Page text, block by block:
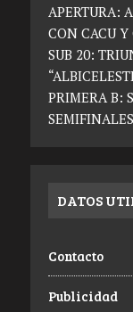
APERTURA:
CON CACU
SUB 20:
PRIMERA B:
DATOS
Contacto
Publicidad